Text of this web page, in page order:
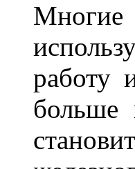
Многие
работу
больше